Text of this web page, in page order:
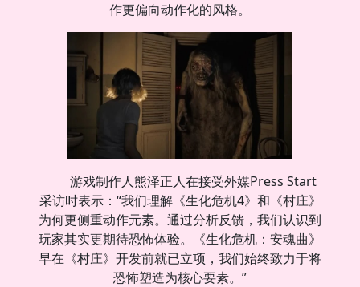
作更偏向动作化的风格。
游戏制作人熊泽正人在接受外媒Press Start
采访时表示：“我们理解《生化危机4》和《村庄》
为何更侧重动作元素。通过分析反馈，我们认识到
玩家其实更期待恐怖体验。《生化危机：安魂曲》
早在《村庄》开发前就已立项，我们始终致力于将
恐怖塑造为核心要素。”